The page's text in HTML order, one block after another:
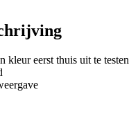
kleur eerst thuis uit te testen